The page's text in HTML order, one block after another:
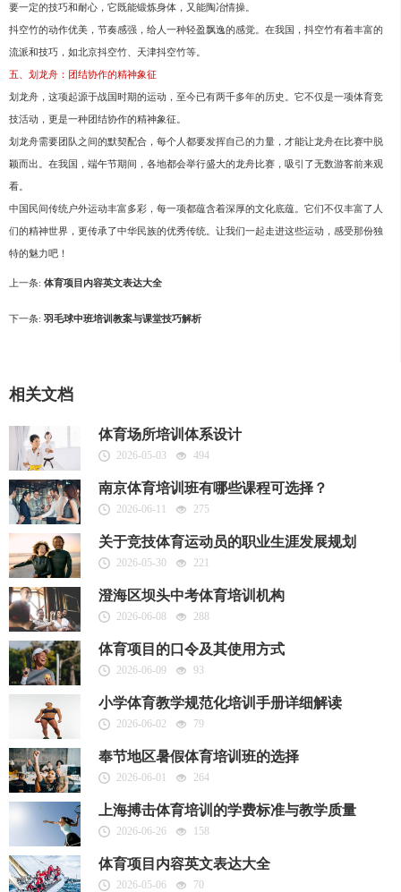
要一定的技巧和耐心，它既能锻炼身体，又能陶冶情操。
抖空竹的动作优美，节奏感强，给人一种轻盈飘逸的感觉。在我国，抖空竹有着丰富的
流派和技巧，如北京抖空竹、天津抖空竹等。
五、划龙舟：团结协作的精神象征
划龙舟，这项起源于战国时期的运动，至今已有两千多年的历史。它不仅是一项体育竞
技活动，更是一种团结协作的精神象征。
划龙舟需要团队之间的默契配合，每个人都要发挥自己的力量，才能让龙舟在比赛中脱
颖而出。在我国，端午节期间，各地都会举行盛大的龙舟比赛，吸引了无数游客前来观
看。
中国民间传统户外运动丰富多彩，每一项都蕴含着深厚的文化底蕴。它们不仅丰富了人
们的精神世界，更传承了中华民族的优秀传统。让我们一起走进这些运动，感受那份独
特的魅力吧！
上一条: 体育项目内容英文表达大全
下一条: 羽毛球中班培训教案与课堂技巧解析
相关文档
体育场所培训体系设计
2026-05-03 494
南京体育培训班有哪些课程可选择？
2026-06-11 275
关于竞技体育运动员的职业生涯发展规划
2026-05-30 221
澄海区坝头中考体育培训机构
2026-06-08 288
体育项目的口令及其使用方式
2026-06-09 93
小学体育教学规范化培训手册详细解读
2026-06-02 79
奉节地区暑假体育培训班的选择
2026-06-01 264
上海搏击体育培训的学费标准与教学质量
2026-06-26 158
体育项目内容英文表达大全
2026-05-06 70